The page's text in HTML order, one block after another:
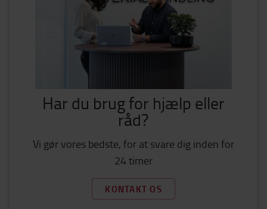
Har du brug for hjælp eller
råd?
Vi gør vores bedste, for at svare dig inden for
24 timer
KONTAKT OS